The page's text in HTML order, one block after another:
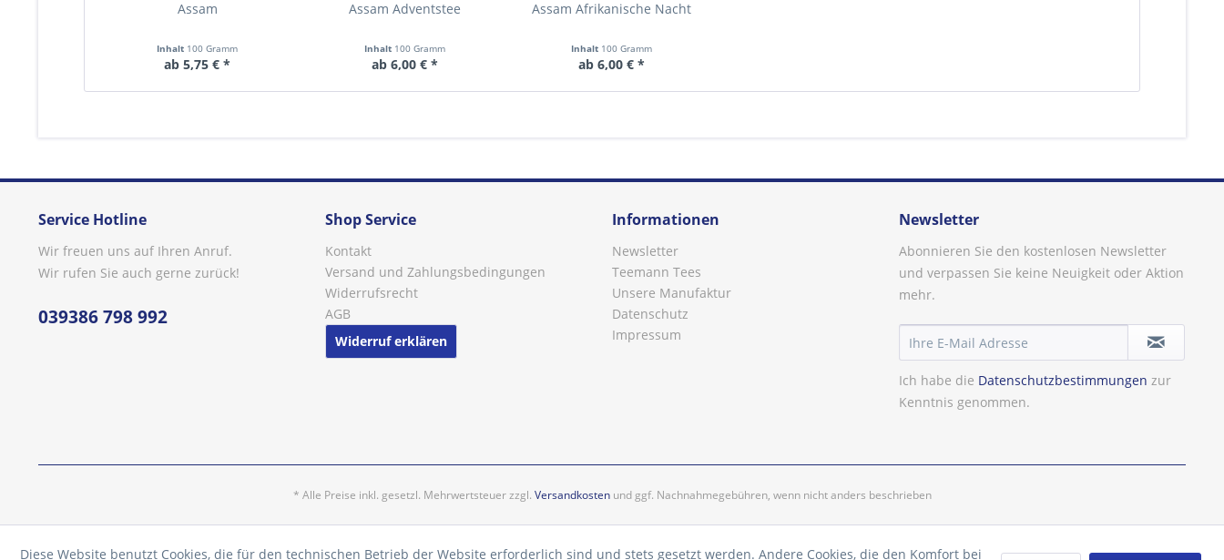
Assam
Inhalt 100 Gramm
ab 5,75 € *
Assam Adventstee
Inhalt 100 Gramm
ab 6,00 € *
Assam Afrikanische Nacht
Inhalt 100 Gramm
ab 6,00 € *
Service Hotline
Wir freuen uns auf Ihren Anruf.
Wir rufen Sie auch gerne zurück!
039386 798 992
Shop Service
Kontakt
Versand und Zahlungsbedingungen
Widerrufsrecht
AGB
Widerruf erklären
Informationen
Newsletter
Teemann Tees
Unsere Manufaktur
Datenschutz
Impressum
Newsletter
Abonnieren Sie den kostenlosen Newsletter
und verpassen Sie keine Neuigkeit oder Aktion
mehr.
Ich habe die Datenschutzbestimmungen zur
Kenntnis genommen.
* Alle Preise inkl. gesetzl. Mehrwertsteuer zzgl. Versandkostenund ggf. Nachnahmegebühren, wenn nicht anders beschrieben
Diese Website benutzt Cookies, die für den technischen Betrieb der Website erforderlich sind und stets gesetzt werden. Andere Cookies, die den Komfort bei